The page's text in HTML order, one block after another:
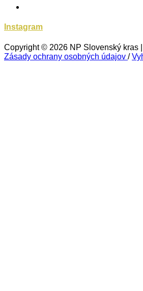
Instagram
Copyright © 2026 NP Slovenský kras |
Zásady ochrany osobných údajov /